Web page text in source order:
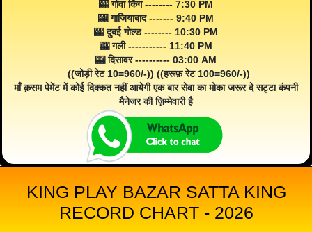
🎰 गोवा किंग -------- 7:30 PM
🎰 गाजियाबाद ------- 9:40 PM
🎰 दुबई गोल्ड -------- 10:30 PM
🎰 गली ----------- 11:40 PM
🎰 दिसावर ---------- 03:00 AM
((जोड़ी रेट 10=960/-)) ((हरूफ़ रेट 100=960/-))
माँ क़सम पेमेंट में कोई दिक्कत नहीं आयेगी एक बार सेवा का मोका जरूर दे सट्टा कंपनी
मैनेजर की ज़िम्मेवारी है
KING PLAY BAZAR SATTA KING
RECORD CHART - 2026